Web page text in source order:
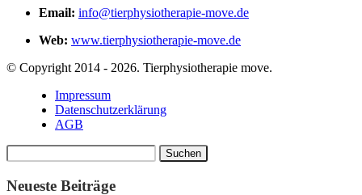
Email: info@tierphysiotherapie-move.de
Web: www.tierphysiotherapie-move.de
© Copyright 2014 - 2026. Tierphysiotherapie move.
Impressum
Datenschutzerklärung
AGB
Suchen
nach:
Neueste Beiträge